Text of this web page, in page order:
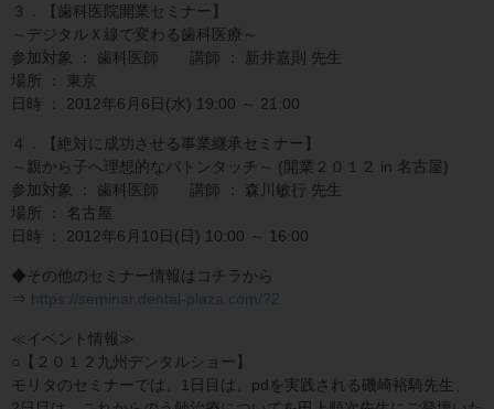
３．【歯科医院開業セミナー】
～デジタルＸ線で変わる歯科医療～
参加対象 ： 歯科医師 講師 ： 新井嘉則 先生
場所 ： 東京
日時 ： 2012年6月6日(水) 19:00 ～ 21:00
４．【絶対に成功させる事業継承セミナー】
～親から子へ理想的なバトンタッチ～ (開業２０１２ in 名古屋)
参加対象 ： 歯科医師 講師 ： 森川敏行 先生
場所 ： 名古屋
日時 ： 2012年6月10日(日) 10:00 ～ 16:00
◆その他のセミナー情報はコチラから
⇒ https://seminar.dental-plaza.com/?2
≪イベント情報≫
○【２０１２九州デンタルショー】
モリタのセミナーでは、1日目は、pdを実践される磯崎裕騎先生、